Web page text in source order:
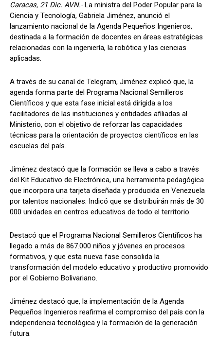
Caracas, 21 Dic. AVN.-La ministra del Poder Popular para la
Ciencia y Tecnología, Gabriela Jiménez, anunció el
lanzamiento nacional de la Agenda Pequeños Ingenieros,
destinada a la formación de docentes en áreas estratégicas
relacionadas con la ingeniería, la robótica y las ciencias
aplicadas.
A través de su canal de Telegram, Jiménez explicó que, la
agenda forma parte del Programa Nacional Semilleros
Científicos y que esta fase inicial está dirigida a los
facilitadores de las instituciones y entidades afiliadas al
Ministerio, con el objetivo de reforzar las capacidades
técnicas para la orientación de proyectos científicos en las
escuelas del país.
Jiménez destacó que la formación se lleva a cabo a través
del Kit Educativo de Electrónica, una herramienta pedagógica
que incorpora una tarjeta diseñada y producida en Venezuela
por talentos nacionales. Indicó que se distribuirán más de 30
000 unidades en centros educativos de todo el territorio.
Destacó que el Programa Nacional Semilleros Científicos ha
llegado a más de 867.000 niños y jóvenes en procesos
formativos, y que esta nueva fase consolida la
transformación del modelo educativo y productivo promovido
por el Gobierno Bolivariano.
Jiménez destacó que, la implementación de la Agenda
Pequeños Ingenieros reafirma el compromiso del país con la
independencia tecnológica y la formación de la generación
futura.